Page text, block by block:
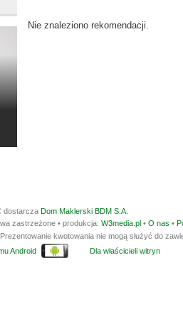
Nie znaleziono rekomendacji.
dostarcza Dom Maklerski BDM S.A.
zastrzeżone • produkcja: W3media.pl • O nas •
. Prezentowanie kwotowania nie mogą służyć do
Android Dla właścicieli witryn